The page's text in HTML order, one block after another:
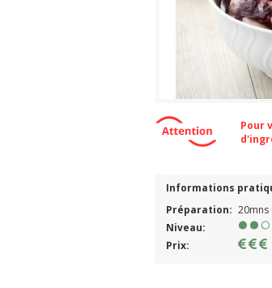
Pour
Informations
Préparation: 20mns
Niveau:
Prix: